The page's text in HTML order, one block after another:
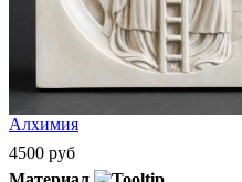
Алхимия
4500 руб